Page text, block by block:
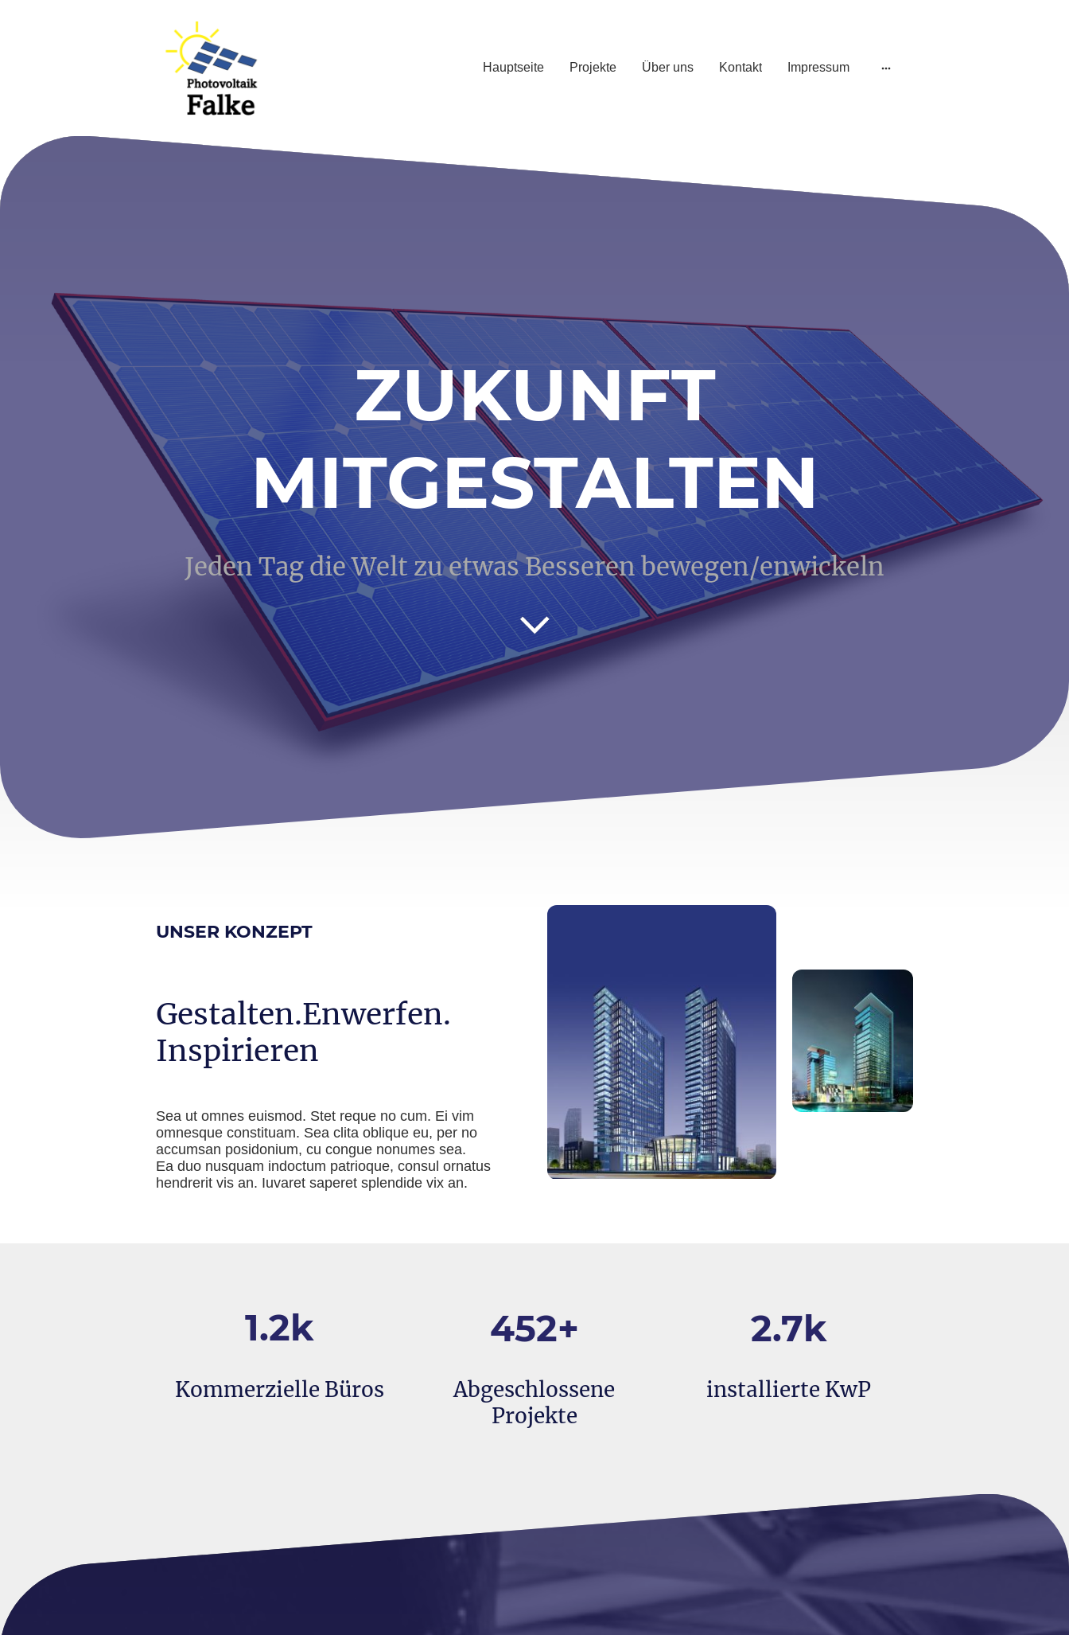
Hauptseite Projekte Über uns Kontakt Impressum
ZUKUNFT
MITGESTALTEN
Jeden Tag die Welt zu etwas Besseren bewegen/enwickeln
UNSER KONZEPT
Gestalten.Enwerfen.
Inspirieren
Sea ut omnes euismod. Stet reque no cum. Ei vim
omnesque constituam. Sea clita oblique eu, per no
accumsan posidonium, cu congue nonumes sea.
Ea duo nusquam indoctum patrioque, consul ornatus
hendrerit vis an. Iuvaret saperet splendide vix an.
1.2k
Kommerzielle Büros
452+
Abgeschlossene
Projekte
2.7k
installierte KwP